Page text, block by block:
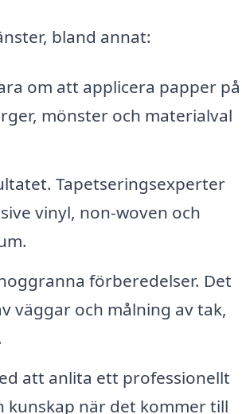
bland annat:
om att applicera papper på
mönster och materialval
Tapetseringsexperter
vinyl, non-woven och
förberedelser. Det
väggar och målning av tak,
att anlita ett professionellt
när det kommer till